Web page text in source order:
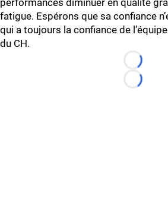
performances diminuer en qualité
fatigue. Espérons que sa confiance
qui a toujours la confiance de
du CH.
Loading...
Loading...